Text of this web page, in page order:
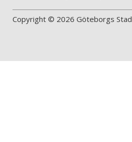
Copyright © 2026 Göteborgs Stad